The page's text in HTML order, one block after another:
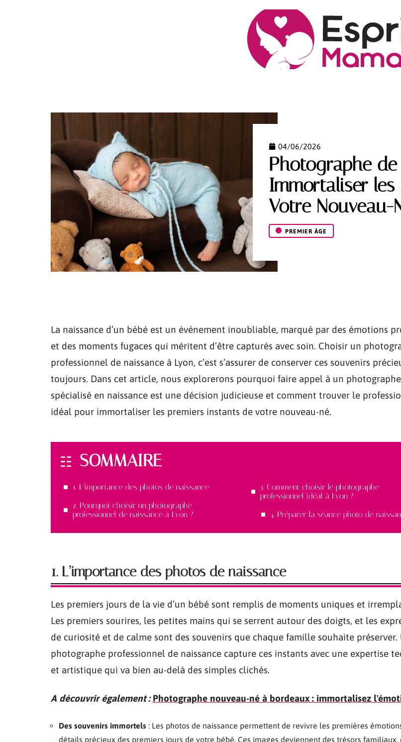
04/06/2026
Photographe
Immortaliser
Votre Nouveau-
PREMIER ÂGE
La naissance d’un bébé est un événement inoubliable, marqué par des émotions
et des moments fugaces qui méritent d’être capturés avec soin. Choisir un
professionnel de naissance à Lyon, c’est s’assurer de conserver ces souvenirs
toujours. Dans cet article, nous explorerons pourquoi faire appel à un photographe
spécialisé en naissance est une décision judicieuse et comment trouver le
idéal pour immortaliser les premiers instants de votre nouveau-né.
SOMMAIRE
1. L’importance des photos de naissance
2. Pourquoi choisir un photographe
professionnel de naissance à Lyon ?
3. Comment choisir le photographe
professionnel idéal à Lyon ?
4. Préparer la séance photo de
1. L’importance des photos de naissance
Les premiers jours de la vie d’un bébé sont remplis de moments uniques et
Les premiers sourires, les petites mains qui se serrent autour des doigts, et les
de curiosité et de calme sont des souvenirs que chaque famille souhaite préserver.
photographe professionnel de naissance capture ces instants avec une expertise
et artistique qui va bien au-delà des simples clichés.
A découvrir également : Photographe nouveau-né à bordeaux : immortalisez
Des souvenirs immortels : Les photos de naissance permettent de revivre les premières
détails précieux des premiers jours de votre bébé. Ces images deviennent des trésors familiaux,